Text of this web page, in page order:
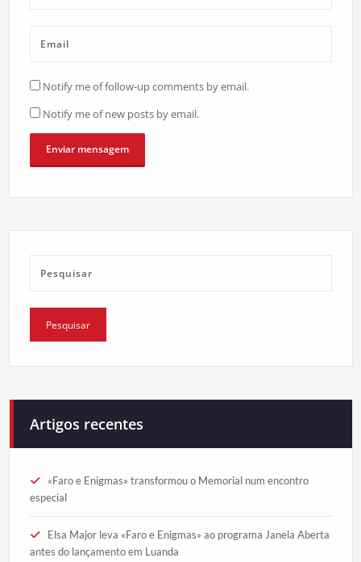
Notify me of follow-up comments by email.
Notify me of new posts by email.
Artigos recentes
«Faro e Enigmas» transformou o Memorial num encontro
especial
Elsa Major leva «Faro e Enigmas» ao programa Janela Aberta
antes do lançamento em Luanda